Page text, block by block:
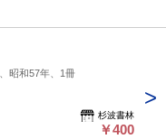
昭和57年、1冊
杉波書林
￥400